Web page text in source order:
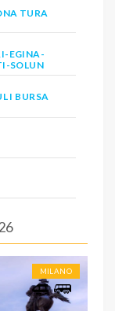
TURA
EGINA-
SOLUN
I BURSA
MILANO